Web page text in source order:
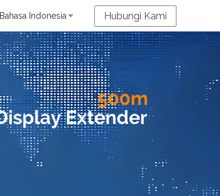
Bahasa Indonesia Hubungi Kami